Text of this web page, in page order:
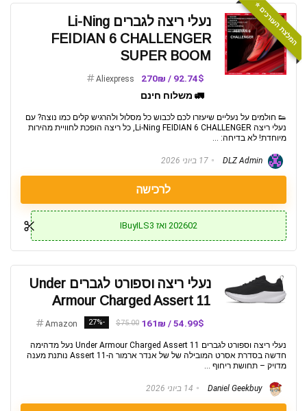
המלצת העורכים ⭐️
נעלי ריצה לגברים Li-Ning
FEIDIAN 6 CHALLENGER
SUPER BOOM
92.74$ / 270₪
Aliexpress
🚛 משלוח חינם
👟 חולמים על נעליים שיעזרו לכם לכבוש כל מסלול ולהרגיש קלים כמו נוצה? עם
נעלי ריצה Li-Ning FEIDIAN 6 CHALLENGER, כל ריצה הופכת לחוויית מהירות
מיוחדת! לא בדיחה: ...
17 ביוני 2026
לרכישה
202602 ואז IBuyILS3
נעלי ריצה וספורט לגברים Under
Armour Charged Assert 11
54.99$ / 161₪
$75.00
-27%
Amazon
נעלי ריצה וספורט לגברים Under Armour Charged Assert 11 נעל מדהימה
חדשה בסדרת אסרט המובילה של של אנדר ארמור ה-Assert 11 נותנת מענה
מדויק – תחושת ריחוף ...
14 ביוני 2026